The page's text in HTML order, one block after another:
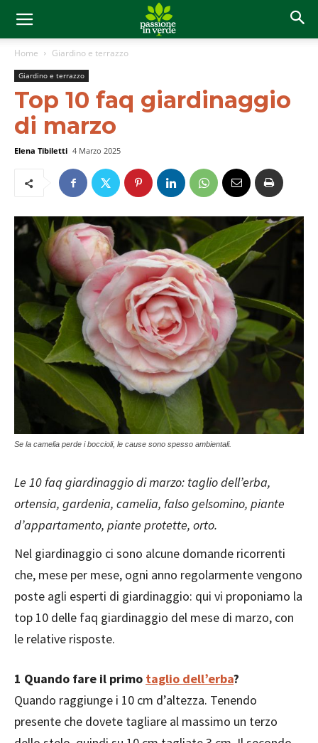
Home Giardino e terrazzo
Giardino e terrazzo
Top 10 faq giardinaggio
di marzo
Elena Tibiletti 4 Marzo 2025
Se la camelia perde i boccioli, le cause sono spesso ambientali.
Le 10 faq giardinaggio di marzo: taglio dell’erba,
ortensia, gardenia, camelia, falso gelsomino, piante
d’appartamento, piante protette, orto.
Nel giardinaggio ci sono alcune domande ricorrenti
che, mese per mese, ogni anno regolarmente vengono
poste agli esperti di giardinaggio: qui vi proponiamo la
top 10 delle faq giardinaggio del mese di marzo, con
le relative risposte.
1 Quando fare il primo taglio dell’erba?
Quando raggiunge i 10 cm d’altezza. Tenendo
presente che dovete tagliare al massimo un terzo